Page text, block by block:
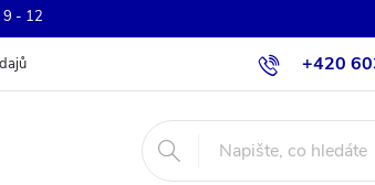
9 - 12
+420